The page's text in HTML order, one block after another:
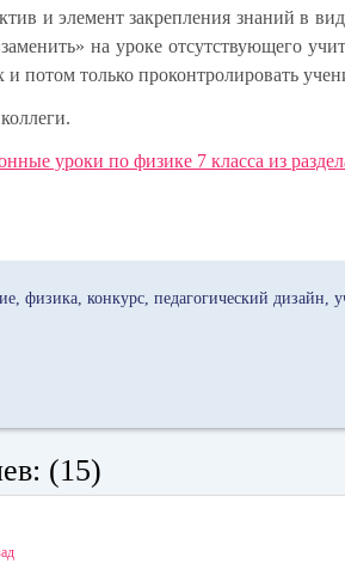
и элемент закрепления знаний в
на уроке отсутствующего
потом только проконтролировать
уроки по физике 7 класса из
физика конкурс педагогический дизайн
(15)